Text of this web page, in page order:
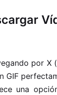
por
GIF
una